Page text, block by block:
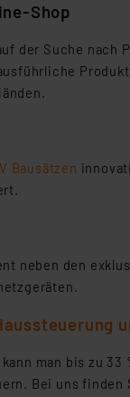
Shop
der Suche
Bausätzen
neben den
man bis zu 33
Bei uns